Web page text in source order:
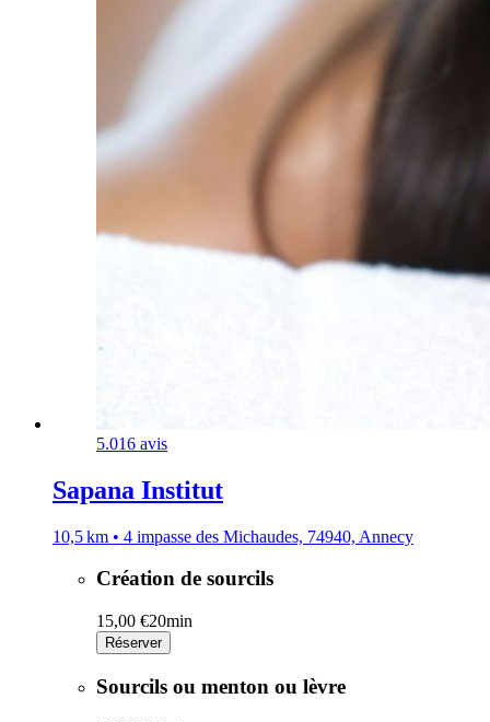
5.016 avis
Sapana Institut
10,5 km • 4 impasse des Michaudes, 74940, Annecy
Création de sourcils
15,00 €20min
Réserver
Sourcils ou menton ou lèvre